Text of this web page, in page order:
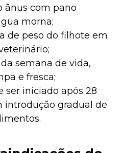
ânus com pano
morna;
de peso do filhote em
semana de vida,
e fresca;
ser iniciado após 28
introdução gradual de